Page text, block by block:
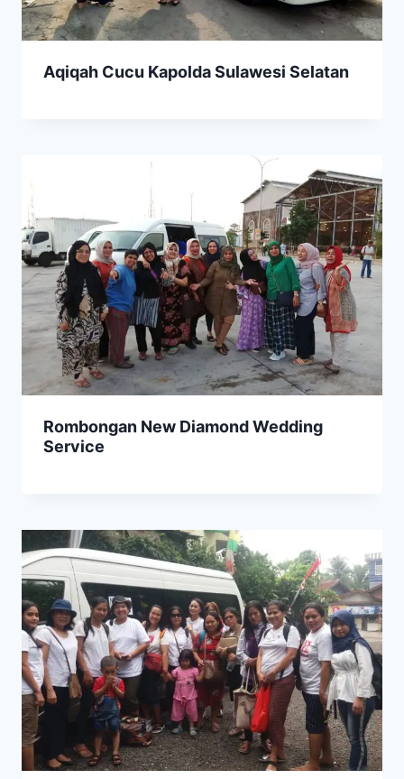
Aqiqah Cucu Kapolda Sulawesi Selatan
Rombongan New Diamond Wedding
Service